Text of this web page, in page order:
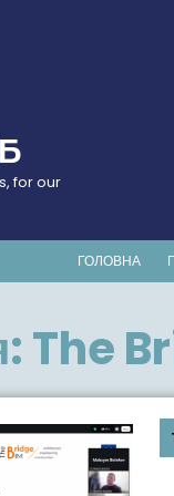
for our
ГОЛОВНА
The